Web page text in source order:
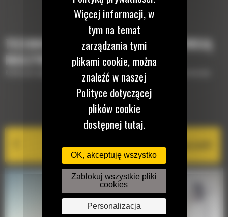
TECHNOLOGIE, KTÓRE UZUPEŁNIĄ TWOJĄ
MASZYNĘ
Krótki opis wyposażenia lub technologii potrzebnych do uzupełnienia maszyny
EQUIPMENT MANAGEMENT
Więcej informacji, w
tym na temat
zarządzania tymi
plikami cookie, można
znaleźć w naszej
Polityce dotyczącej
plików cookie
dostępnej tutaj.
OK, akceptuję wszystko
Zablokuj wszystkie pliki
cookies
Personalizacja